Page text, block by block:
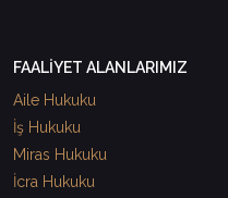
FAALİYET ALANLARIMIZ
Aile Hukuku
İş Hukuku
Miras Hukuku
İcra Hukuku